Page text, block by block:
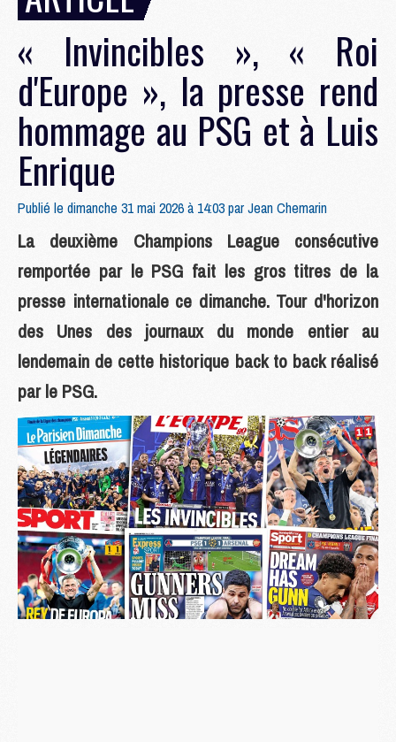
« Invincibles », « Roi
d'Europe », la presse rend
hommage au PSG et à Luis
Enrique
Publié le dimanche 31 mai 2026 à 14:03 parJean Chemarin
La deuxième Champions League consécutive
remportée par le PSG fait les gros titres de la
presse internationale ce dimanche. Tour d'horizon
des Unes des journaux du monde entier au
lendemain de cette historique back to back réalisé
par le PSG.